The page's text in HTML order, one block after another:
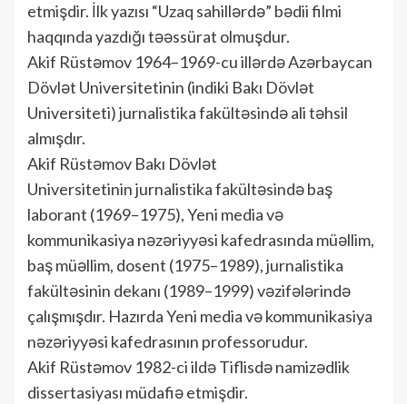
etmişdir. İlk yazısı “Uzaq sahillərdə” bədii filmi
haqqında yazdığı təəssürat olmuşdur.
Akif Rüstəmov 1964–1969-cu illərdə Azərbaycan
Dövlət Universitetinin (indiki Bakı Dövlət
Universiteti) jurnalistika fakültəsində ali təhsil
almışdır.
Akif Rüstəmov Bakı Dövlət
Universitetinin jurnalistika fakültəsində baş
laborant (1969–1975), Yeni media və
kommunikasiya nəzəriyyəsi kafedrasında müəllim,
baş müəllim, dosent (1975–1989), jurnalistika
fakültəsinin dekanı (1989–1999) vəzifələrində
çalışmışdır. Hazırda Yeni media və kommunikasiya
nəzəriyyəsi kafedrasının professorudur.
Akif Rüstəmov 1982-ci ildə Tiflisdə namizədlik
dissertasiyası müdafiə etmişdir.